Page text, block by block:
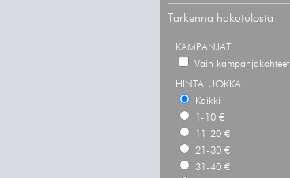
Tarkenna hakutulosta
KAMPANJAT
Vain kampanjakohteet
HINTALUOKKA
Kaikki
1-10 €
11-20 €
21-30 €
31-40 €